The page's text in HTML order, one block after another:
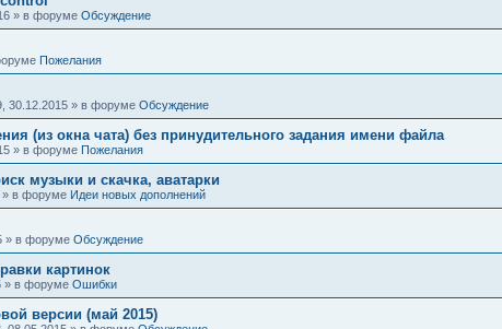
» в форуме Обсуждение
Пожелания
30.12.2015 » в форуме Обсуждение
(из окна чата) без принудительного задания имени файла
» в форуме Пожелания
музыки и скачка, аватарки
» в форуме Идеи новых дополнений
» в форуме Обсуждение
картинок
» в форуме Ошибки
версии (май 2015)